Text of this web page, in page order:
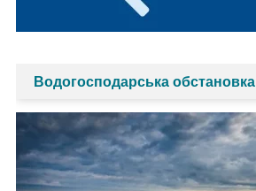
Водогосподарська обстановка